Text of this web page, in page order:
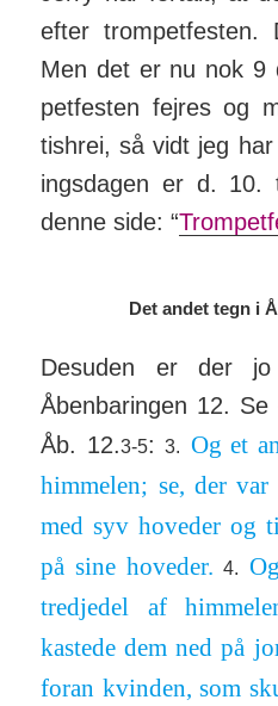
efter trom­pet­festen.
Men det er nu nok
pet­festen fejres og
tishrei, så vidt jeg
ings­dagen er d. 10.
denne side: “
Det andet tegn i
Desuden er der
Åbenbaringen 12.
Åb. 12.3-5:3. Og et
him­melen; se, der
med syv hoveder og
på sine hoveder.4.
tredjedel af
kastede dem ned på
foran kvinden, som